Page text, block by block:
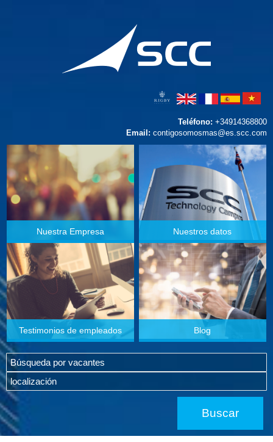
Teléfono: +34914368800
Email: contigosomosmas@es.scc.com
Nuestra Empresa Nuestros datos
Testimonios de empleados Blog